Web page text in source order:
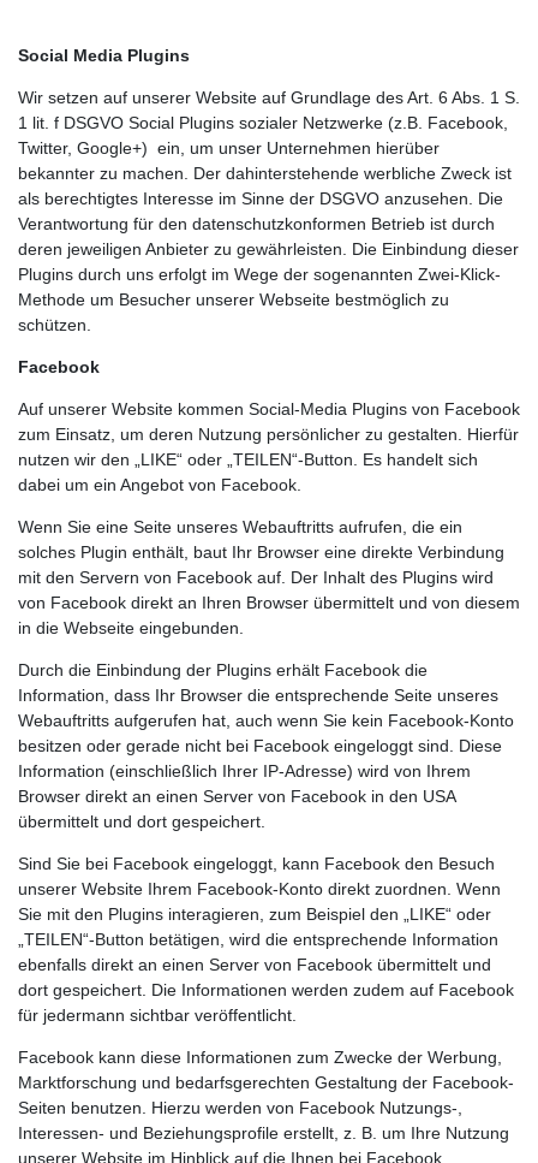
Social Media Plugins
Wir setzen auf unserer Website auf Grundlage des Art. 6 Abs. 1 S.
1 lit. f DSGVO Social Plugins sozialer Netzwerke (z.B. Facebook,
Twitter, Google+) ein, um unser Unternehmen hierüber
bekannter zu machen. Der dahinterstehende werbliche Zweck ist
als berechtigtes Interesse im Sinne der DSGVO anzusehen. Die
Verantwortung für den datenschutzkonformen Betrieb ist durch
deren jeweiligen Anbieter zu gewährleisten. Die Einbindung dieser
Plugins durch uns erfolgt im Wege der sogenannten Zwei-Klick-
Methode um Besucher unserer Webseite bestmöglich zu
schützen.
Facebook
Auf unserer Website kommen Social-Media Plugins von Facebook
zum Einsatz, um deren Nutzung persönlicher zu gestalten. Hierfür
nutzen wir den „LIKE“ oder „TEILEN“-Button. Es handelt sich
dabei um ein Angebot von Facebook.
Wenn Sie eine Seite unseres Webauftritts aufrufen, die ein
solches Plugin enthält, baut Ihr Browser eine direkte Verbindung
mit den Servern von Facebook auf. Der Inhalt des Plugins wird
von Facebook direkt an Ihren Browser übermittelt und von diesem
in die Webseite eingebunden.
Durch die Einbindung der Plugins erhält Facebook die
Information, dass Ihr Browser die entsprechende Seite unseres
Webauftritts aufgerufen hat, auch wenn Sie kein Facebook-Konto
besitzen oder gerade nicht bei Facebook eingeloggt sind. Diese
Information (einschließlich Ihrer IP-Adresse) wird von Ihrem
Browser direkt an einen Server von Facebook in den USA
übermittelt und dort gespeichert.
Sind Sie bei Facebook eingeloggt, kann Facebook den Besuch
unserer Website Ihrem Facebook-Konto direkt zuordnen. Wenn
Sie mit den Plugins interagieren, zum Beispiel den „LIKE“ oder
„TEILEN“-Button betätigen, wird die entsprechende Information
ebenfalls direkt an einen Server von Facebook übermittelt und
dort gespeichert. Die Informationen werden zudem auf Facebook
für jedermann sichtbar veröffentlicht.
Facebook kann diese Informationen zum Zwecke der Werbung,
Marktforschung und bedarfsgerechten Gestaltung der Facebook-
Seiten benutzen. Hierzu werden von Facebook Nutzungs-,
Interessen- und Beziehungsprofile erstellt, z. B. um Ihre Nutzung
unserer Website im Hinblick auf die Ihnen bei Facebook